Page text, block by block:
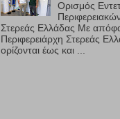
Ορισμός
Στερεάς Ελλάδας Με
Περιφερειάρχη Στερεάς
ορίζονται έως και ...